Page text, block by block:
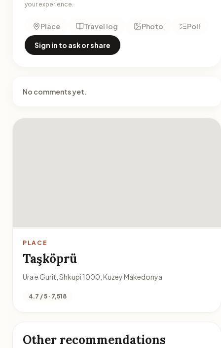
your experience.
Place Travel log Photo Poll
Sign in to ask or share
No comments yet.
PLACE
Taşköprü
Ura e Gurit, Shkupi 1000, Kuzey Makedonya
4.7 / 5 · 7,518
Other recommendations